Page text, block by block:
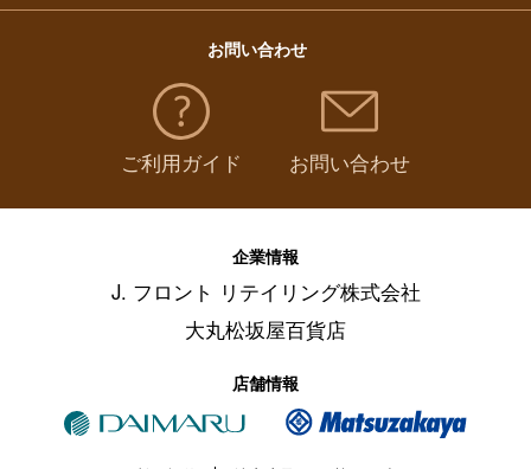
お問い合わせ
ご利用ガイド お問い合わせ
企業情報
J. フロント リテイリング株式会社
大丸松坂屋百貨店
店舗情報